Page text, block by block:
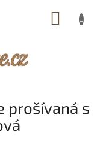
prošívaná s